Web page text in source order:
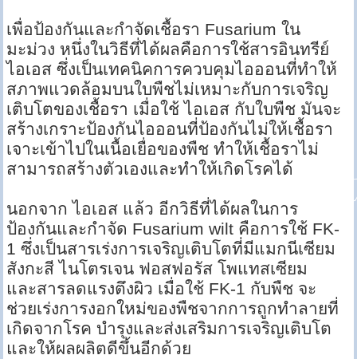
เพื่อป้องกันและกำจัดเชื้อรา Fusarium ใน
มะม่วง หนึ่งในวิธีที่ได้ผลคือการใช้สารอินทรีย์
ไอเอส ซึ่งเป็นเทคนิคการควบคุมไอออนที่ทำให้
สภาพแวดล้อมบนใบพืชไม่เหมาะกับการเจริญ
เติบโตของเชื้อรา เมื่อใช้ ไอเอส กับใบพืช มันจะ
สร้างเกราะป้องกันไอออนที่ป้องกันไม่ให้เชื้อรา
เจาะเข้าไปในเนื้อเยื่อของพืช ทำให้เชื้อราไม่
สามารถสร้างตัวเองและทำให้เกิดโรคได้
นอกจาก ไอเอส แล้ว อีกวิธีที่ได้ผลในการ
ป้องกันและกำจัด Fusarium wilt คือการใช้ FK-
1 ซึ่งเป็นสารเร่งการเจริญเติบโตที่มีแมกนีเซียม
สังกะสี ไนโตรเจน ฟอสฟอรัส โพแทสเซียม
และสารลดแรงตึงผิว เมื่อใช้ FK-1 กับพืช จะ
ช่วยเร่งการงอกใหม่ของพืชจากการถูกทำลายที่
เกิดจากโรค บำรุงและส่งเสริมการเจริญเติบโต
และให้ผลผลิตดีขึ้นอีกด้วย